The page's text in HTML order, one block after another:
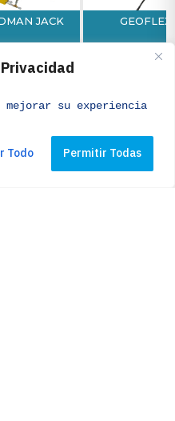
mejorar su experiencia
Todo Permitir Todas
JACK
GEO SLOPE
GEOFLEX
DURHAM GEO